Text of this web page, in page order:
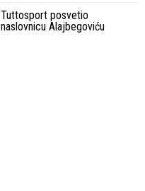
Tuttosport posvetio
naslovnicu Alajbegoviću